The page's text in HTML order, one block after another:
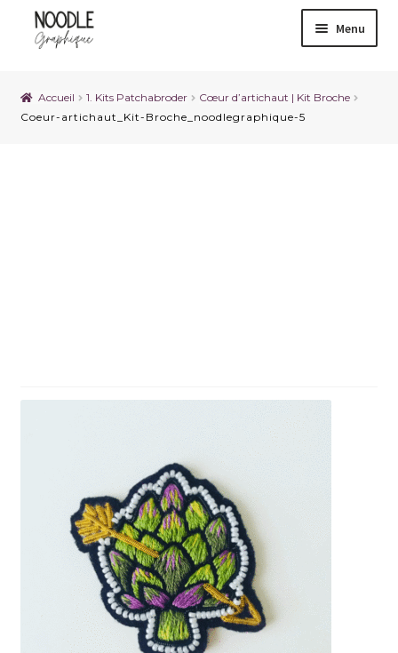
Menu
Accueil 1. Kits Patchabroder
Cœur d’artichaut | Kit Broche
Coeur-artichaut_Kit-Broche_noodlegraphique-5